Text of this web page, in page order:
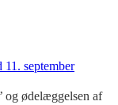
september
og ødelæggelsen af